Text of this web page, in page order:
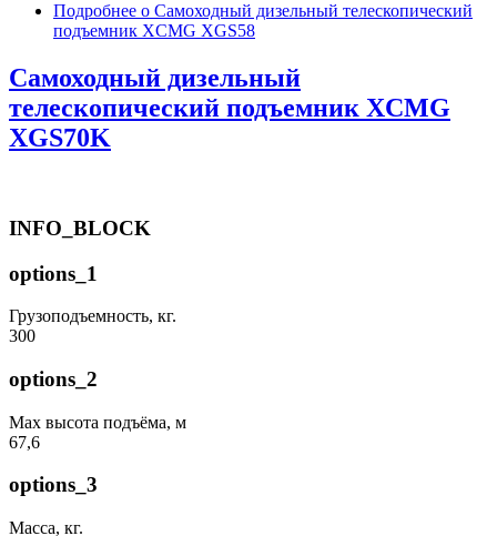
Подробнее о Самоходный дизельный телескопический
подъемник XCMG XGS58
Самоходный дизельный
телескопический подъемник XCMG
XGS70K
INFO_BLOCK
options_1
Грузоподъемность, кг.
300
options_2
Max высота подъёма, м
67,6
options_3
Масса, кг.